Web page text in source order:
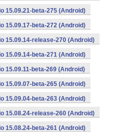
15.09.21-beta-275 (Android)
15.09.17-beta-272 (Android)
15.09.14-release-270 (Android)
15.09.14-beta-271 (Android)
15.09.11-beta-269 (Android)
15.09.07-beta-265 (Android)
15.09.04-beta-263 (Android)
15.08.24-release-260 (Android)
15.08.24-beta-261 (Android)